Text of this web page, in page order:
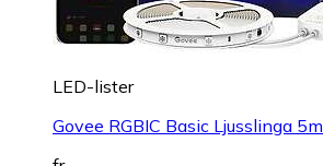
LED-lister
Govee RGBIC Basic Ljusslinga 5m